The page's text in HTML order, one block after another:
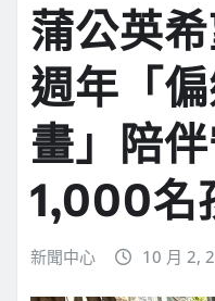
蒲公英
週年「
畫」陪
1,000名
新聞中心 10 月 2,